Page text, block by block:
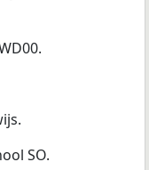
SO.